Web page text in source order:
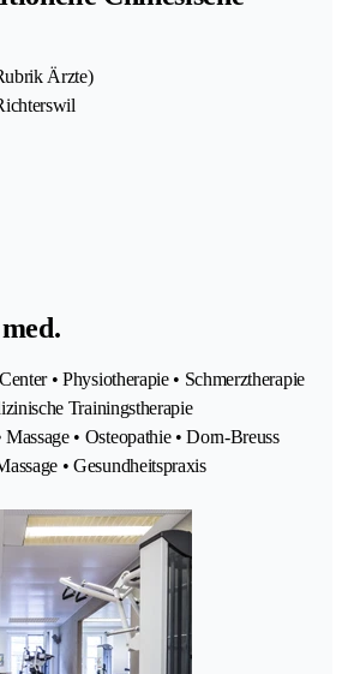
Ärzte)
• Physiotherapie • Schmerztherapie
Trainingstherapie
• Osteopathie • Dorn-Breuss
• Gesundheitspraxis